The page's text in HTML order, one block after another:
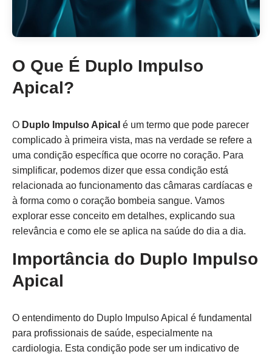
O Que É Duplo Impulso
Apical?
O Duplo Impulso Apical é um termo que pode parecer
complicado à primeira vista, mas na verdade se refere a
uma condição específica que ocorre no coração. Para
simplificar, podemos dizer que essa condição está
relacionada ao funcionamento das câmaras cardíacas e
à forma como o coração bombeia sangue. Vamos
explorar esse conceito em detalhes, explicando sua
relevância e como ele se aplica na saúde do dia a dia.
Importância do Duplo Impulso
Apical
O entendimento do Duplo Impulso Apical é fundamental
para profissionais de saúde, especialmente na
cardiologia. Esta condição pode ser um indicativo de